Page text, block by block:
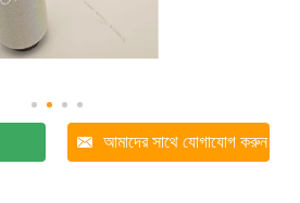
আমাদের সাথে যোগাযোগ করুন